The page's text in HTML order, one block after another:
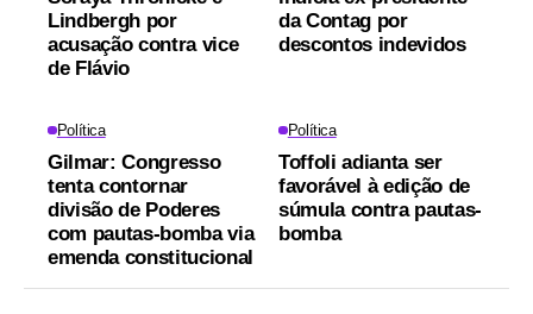
Lindbergh por
acusação contra vice
de Flávio
da Contag por
descontos indevidos
Política
Gilmar: Congresso
tenta contornar
divisão de Poderes
com pautas-bomba via
emenda constitucional
Política
Toffoli adianta ser
favorável à edição de
súmula contra pautas-
bomba